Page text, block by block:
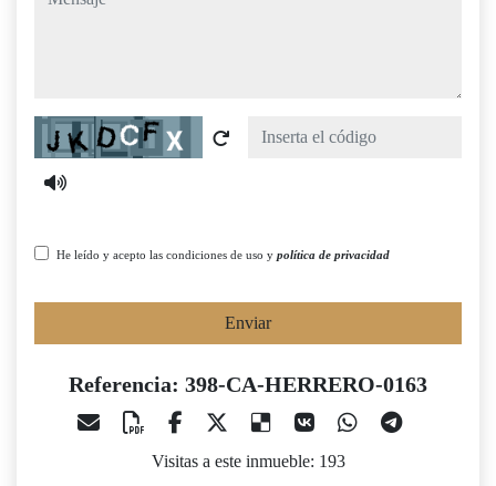
Captcha
He leído y acepto las condiciones de uso y política de privacidad
Enviar
Referencia: 398-CA-HERRERO-0163
Visitas a este inmueble: 193